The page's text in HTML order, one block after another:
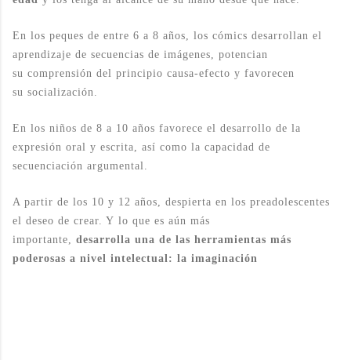
En los peques de entre 6 a 8 años, los cómics desarrollan el
aprendizaje de secuencias de imágenes, potencian
su comprensión del principio causa-efecto y favorecen
su socialización.
En los niños de 8 a 10 años favorece el desarrollo de la
expresión oral y escrita, así como la capacidad de
secuenciación argumental.
A partir de los 10 y 12 años, despierta en los preadolescentes
el deseo de crear. Y lo que es aún más
importante, desarrolla una de las herramientas más
poderosas a nivel intelectual: la imaginación